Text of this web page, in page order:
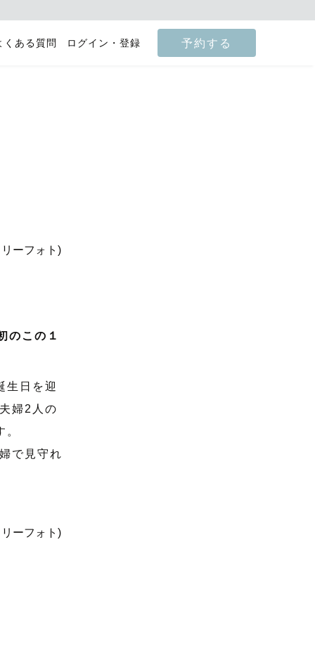
くある質問 ログイン・登録 予約する
のこの１
生日を迎
婦2人の
で見守れ